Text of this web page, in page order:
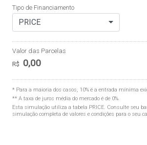
Tipo de Financiamento
PRICE
Valor das Parcelas
R$ 0,00
* Para a maioria dos casos, 10% é a entrada mínima
** A taxa de juros média do mercado é de 0%.
Esta simulação utiliza a tabela PRICE. Consulte seu
simulação completa de valores e condições para o seu